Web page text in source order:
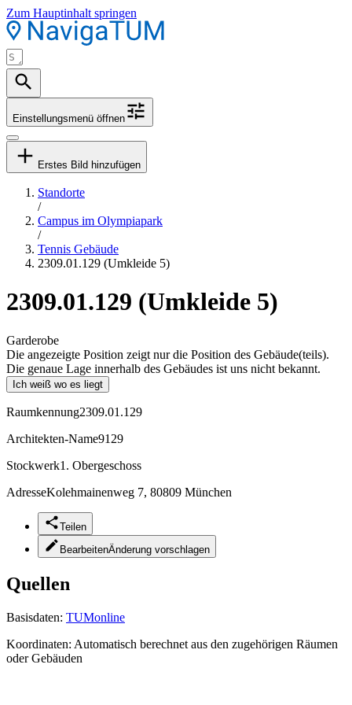
Zum Hauptinhalt springen
Einstellungsmenü öffnen
Erstes Bild hinzufügen
Standorte
/
Campus im Olympiapark
/
Tennis Gebäude
2309.01.129 (Umkleide 5)
2309.01.129 (Umkleide 5)
Garderobe
Die angezeigte Position zeigt nur die Position des Gebäude(teils).
Die genaue Lage innerhalb des Gebäudes ist uns nicht bekannt.
Ich weiß wo es liegt
Raumkennung2309.01.129
Architekten-Name9129
Stockwerk1. Obergeschoss
AdresseKolehmainenweg 7, 80809 München
Teilen
BearbeitenÄnderung vorschlagen
Quellen
Basisdaten: TUMonline
Koordinaten: Automatisch berechnet aus den zugehörigen Räumen
oder Gebäuden